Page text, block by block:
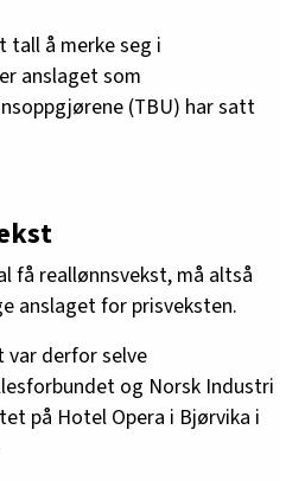
tall å merke seg i
anslaget som
(TBU) har satt
få reallønnsvekst, må altså
anslaget for prisveksten.
var derfor selve
og Norsk Industri
på Hotel Opera i Bjørvika i